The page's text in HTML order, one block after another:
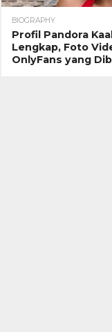
BIOGRAPHY
Profil Pandora
Lengkap, Foto
OnlyFans yang